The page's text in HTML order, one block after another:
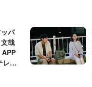
パ
哉
レビ